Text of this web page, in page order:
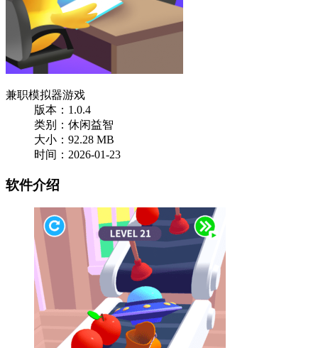
兼职模拟器游戏
版本：1.0.4
类别：休闲益智
大小：92.28 MB
时间：2026-01-23
软件介绍